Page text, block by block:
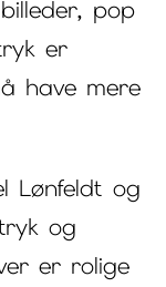
pop
er
have mere
Lønfeldt og
og
er rolige